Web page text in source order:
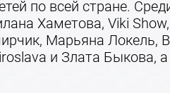
по всей стране.
Хаметова, Viki Show,
Марьяна Локель,
и Злата Быкова,